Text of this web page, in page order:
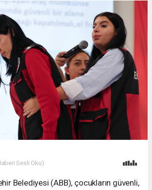
Sesli Oku)
Belediyesi (ABB), çocukların güvenli,